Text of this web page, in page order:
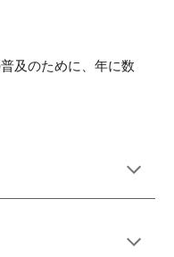
及のために、年に数